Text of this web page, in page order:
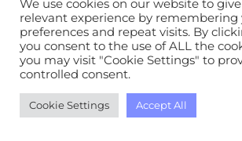
de klacht aandragen. Deze
klachtenfunctionaris werkt
onafhankelijk. Naam en
contactgegevens van deze
worden door de
We use cookies on our website to
relevant experience by remembering
preferences and repeat visits. By
you consent to the use of ALL the
you may visit "Cookie Settings" to
controlled consent.
Cookie Settings Accept All